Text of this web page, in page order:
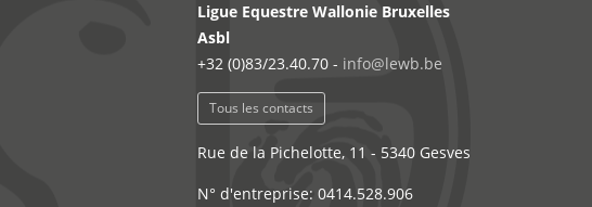
Ligue Equestre Wallonie Bruxelles
Asbl
+32 (0)83/23.40.70 - info@lewb.be
Tous les contacts
Rue de la Pichelotte, 11 - 5340 Gesves
N° d'entreprise: 0414.528.906